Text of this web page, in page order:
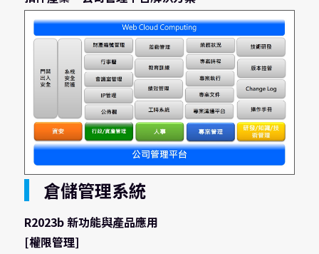
倉儲管理系統
R2023b 新功能與產品應用
[權限管理]